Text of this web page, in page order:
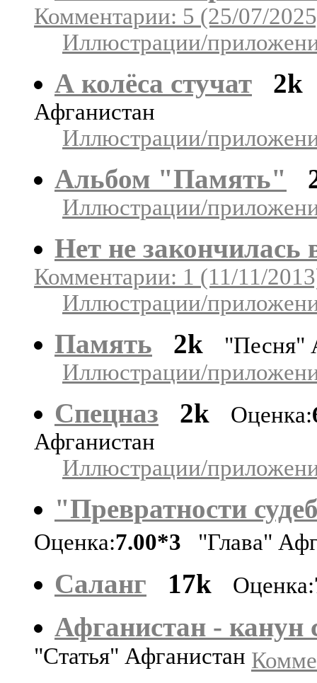
Комментарии: 5 (25/07/
Иллюстрации/
А колёса стучат 2k
Афганистан
Иллюстрации/
Альбом "Память"
Иллюстрации/
Нет не закончилась
Комментарии: 1 (11/11/
Иллюстрации/
Память 2k
"Песня"
Иллюстрации/
Спецназ 2k Оценка:
Афганистан
Иллюстрации/
"Превратности
Оценка:7.00*3 "Глава"
Саланг 17k Оценка:
Афганистан - канун
"Статья" Афганистан